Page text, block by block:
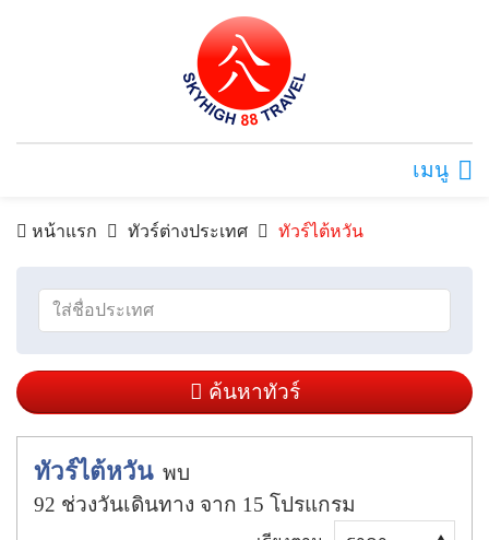
เมนู
หน้าแรก ทัวร์ต่างประเทศ ทัวร์ไต้หวัน
ค้นหาทัวร์
ทัวร์ไต้หวัน พบ
92 ช่วงวันเดินทาง จาก 15 โปรแกรม